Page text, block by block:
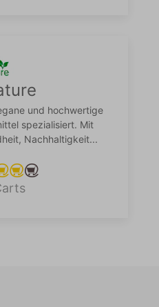
und hochwertige
spezialisiert. Mit
Nachhaltigkeit...